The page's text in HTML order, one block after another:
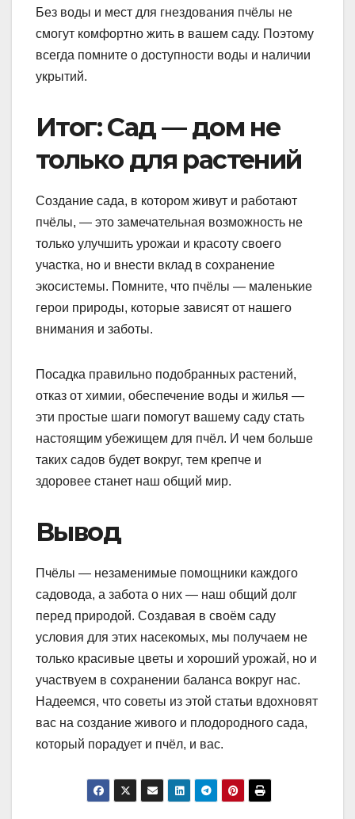
Без воды и мест для гнездования пчёлы не
смогут комфортно жить в вашем саду. Поэтому
всегда помните о доступности воды и наличии
укрытий.
Итог: Сад — дом не
только для растений
Создание сада, в котором живут и работают
пчёлы, — это замечательная возможность не
только улучшить урожаи и красоту своего
участка, но и внести вклад в сохранение
экосистемы. Помните, что пчёлы — маленькие
герои природы, которые зависят от нашего
внимания и заботы.
Посадка правильно подобранных растений,
отказ от химии, обеспечение воды и жилья —
эти простые шаги помогут вашему саду стать
настоящим убежищем для пчёл. И чем больше
таких садов будет вокруг, тем крепче и
здоровее станет наш общий мир.
Вывод
Пчёлы — незаменимые помощники каждого
садовода, а забота о них — наш общий долг
перед природой. Создавая в своём саду
условия для этих насекомых, мы получаем не
только красивые цветы и хороший урожай, но и
участвуем в сохранении баланса вокруг нас.
Надеемся, что советы из этой статьи вдохновят
вас на создание живого и плодородного сада,
который порадует и пчёл, и вас.